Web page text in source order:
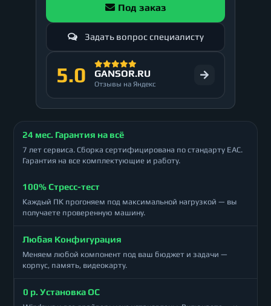
Под заказ
Задать вопрос специалисту
5.0 GANSOR.RU
Отзывы на Яндекс
24 мес. Гарантия на всё
7 лет сервиса. Сборка сертифицирована по стандарту ЕАС.
Гарантия на все комплектующие и работу.
100% Стресс-тест
Каждый ПК прогоняем под максимальной нагрузкой — вы
получаете проверенную машину.
Любая Конфигурация
Меняем любой компонент под ваш бюджет и задачи —
корпус, память, видеокарту.
0 р. Установка ОС